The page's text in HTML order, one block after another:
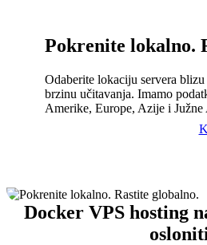
Pokrenite lokalno.
Odaberite lokaciju servera
brzinu učitavanja. Imamo
Amerike, Europe, Azije i Južne
Docker VPS hosting